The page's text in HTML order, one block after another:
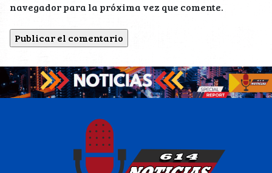
navegador para la próxima vez que comente.